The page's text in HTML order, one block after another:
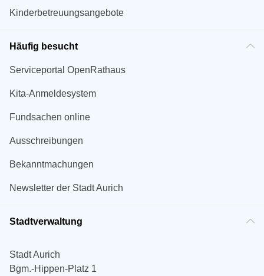
Kinderbetreuungsangebote
Häufig besucht
Serviceportal OpenRathaus
Kita-Anmeldesystem
Fundsachen online
Ausschreibungen
Bekanntmachungen
Newsletter der Stadt Aurich
Stadtverwaltung
Stadt Aurich
Bgm.-Hippen-Platz 1